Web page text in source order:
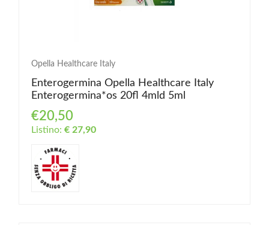
Opella Healthcare Italy
Enterogermina Opella Healthcare Italy
Enterogermina*os 20fl 4mld 5ml
€20,50
Listino: € 27,90